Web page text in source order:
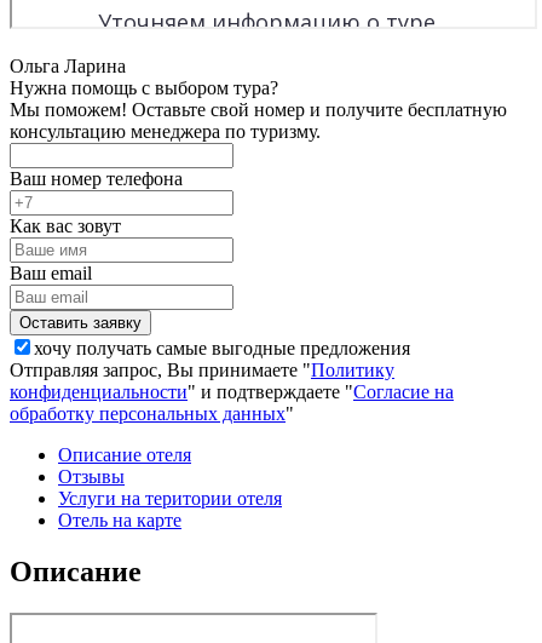
Ольга Ларина
Нужна помощь с выбором тура?
Мы поможем! Оставьте свой номер и получите бесплатную
консультацию менеджера по туризму.
Ваш номер телефона
Как вас зовут
Ваш email
хочу получать самые выгодные предложения
Отправляя запрос, Вы принимаете "Политику
конфиденциальности" и подтверждаете "Согласие на
обработку персональных данных"
Описание отеля
Отзывы
Услуги на територии отеля
Отель на карте
Описание